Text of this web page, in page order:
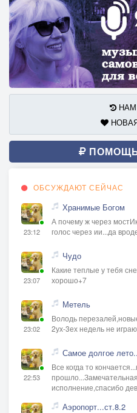
НАМ
ОБСУЖДАЮТ СЕЙЧАС
23:12
Хранимые Богом
А почему ж через
голос через ии...да
23:07
Чудо
Какие теплые у тебя
хорошо+7
23:02
Метель
Володь
2ух-3ех недель не
22:53
Самое долгое
Все когда то
исполнение,спасибо
Аэропорт...ст.8.2